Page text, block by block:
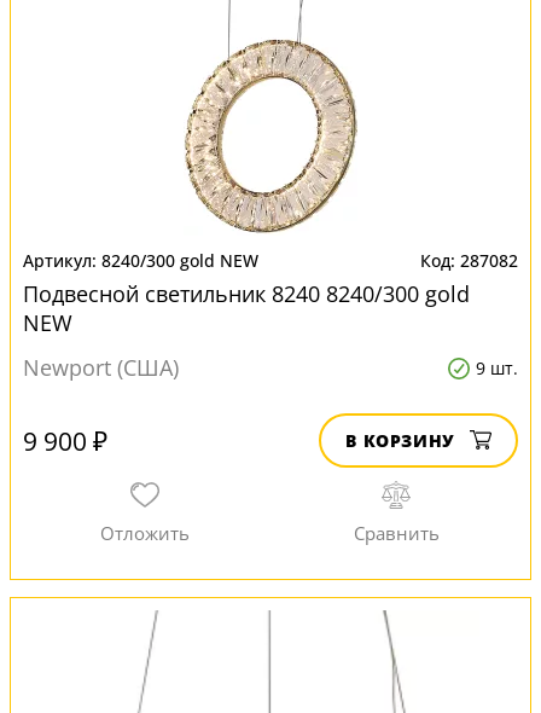
8240/300 gold NEW 287082
Подвесной светильник 8240 8240/300 gold
NEW
Newport (США)
9 шт.
9 900 ₽ В КОРЗИНУ